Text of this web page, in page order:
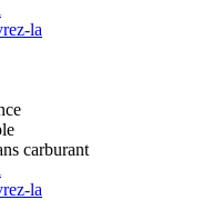
la
carburant
la